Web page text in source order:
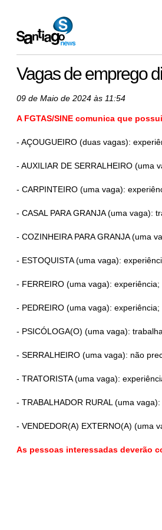
Vagas de emprego
09 de Maio de 2024 às 11:54
A FGTAS/SINE comunica que
- AÇOUGUEIRO (duas vagas):
- AUXILIAR DE SERRALHEIRO (uma
- CARPINTEIRO (uma vaga):
- CASAL PARA GRANJA (uma vaga):
- COZINHEIRA PARA GRANJA (uma
- ESTOQUISTA (uma vaga):
- FERREIRO (uma vaga): experiência;
- PEDREIRO (uma vaga): experiência;
- PSICÓLOGA(O) (uma vaga):
- SERRALHEIRO (uma vaga): não
- TRATORISTA (uma vaga):
- TRABALHADOR RURAL (uma
- VENDEDOR(A) EXTERNO(A) (uma
As pessoas interessadas deverão